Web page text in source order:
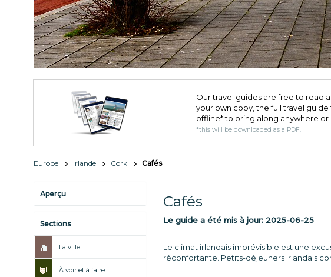
Our travel guides are free to read
your own copy, the full travel
offline* to bring along anywhere or
*this will be downloaded as a PDF.
Europe Irlande Cork Cafés
Aperçu
Sections
La ville
À voir et à faire
Cafés
Le guide a été mis à jour: 2025-06-25
Le climat irlandais imprévisible est une
réconfortante. Petits-déjeuners irlandais